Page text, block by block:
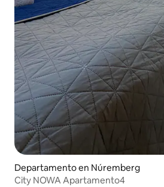
Departamento en Núremberg
City NOWA Apartamento4